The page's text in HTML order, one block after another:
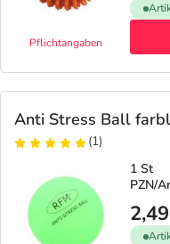
Pflichtangaben
Anti Stress Ball
(1)
1 St
PZN/